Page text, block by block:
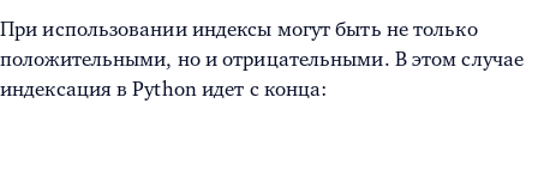
При использовании индексы могут быть не только
положительными, но и отрицательными. В этом случае
индексация в Pythonидет с конца: